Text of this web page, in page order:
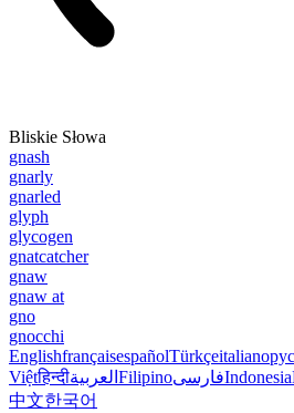
Bliskie Słowa
gnash
gnarly
gnarled
glyph
glycogen
gnatcatcher
gnaw
gnaw at
gno
gnocchi
EnglishfrançaisespañolTürkçeitaliano
Việtहिन्दीالعربية FilipinoفارسیIndonesia
中文한국어